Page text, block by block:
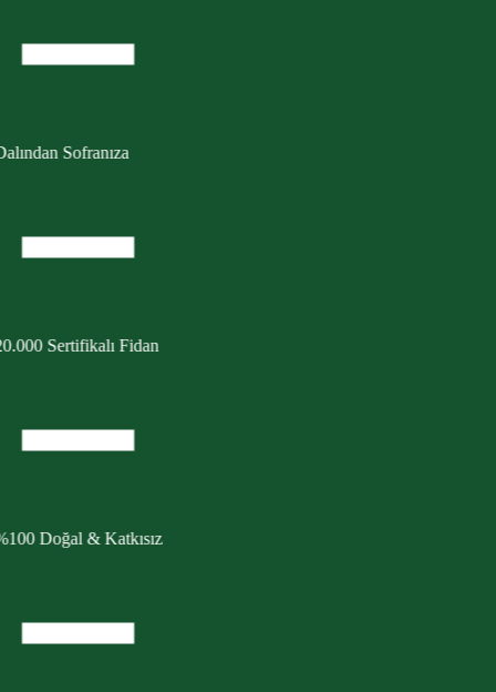
Sofranıza
Sertifikalı Fidan
Doğal & Katkısız